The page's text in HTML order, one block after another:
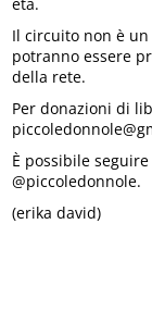
Il circuito non è
potranno essere
della rete.
Per donazioni di
È possibile
@piccoledonnole.
(erika david)